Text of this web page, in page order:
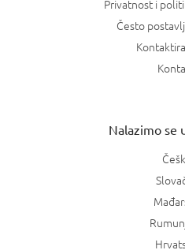
Privatnost i
Često
Nalazimo se